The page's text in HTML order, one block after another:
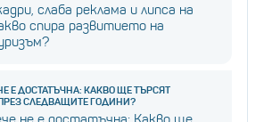
слаба реклама и липса на
спира развитието на
Е ДОСТАТЪЧНА: КАКВО ЩЕ ТЪРСЯТ
СЛЕДВАЩИТЕ ГОДИНИ?